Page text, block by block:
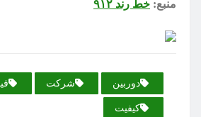
منبع: خط رند ۹۱۲
دوربین شركت
كیفیت